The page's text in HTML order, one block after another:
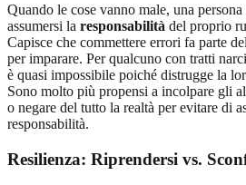
Quando le cose vanno male, una
assumersi la responsabilità del proprio
Capisce che commettere errori fa parte
per imparare. Per qualcuno con tratti
è quasi impossibile poiché distrugge la
Sono molto più propensi a incolpare gli
o negare del tutto la realtà per evitare di
responsabilità.
Resilienza: Riprendersi vs.